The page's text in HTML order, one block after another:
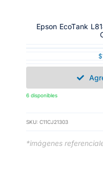
Epson EcoTank
$
6 disponibles
SKU: C11CJ21303
*imágenes